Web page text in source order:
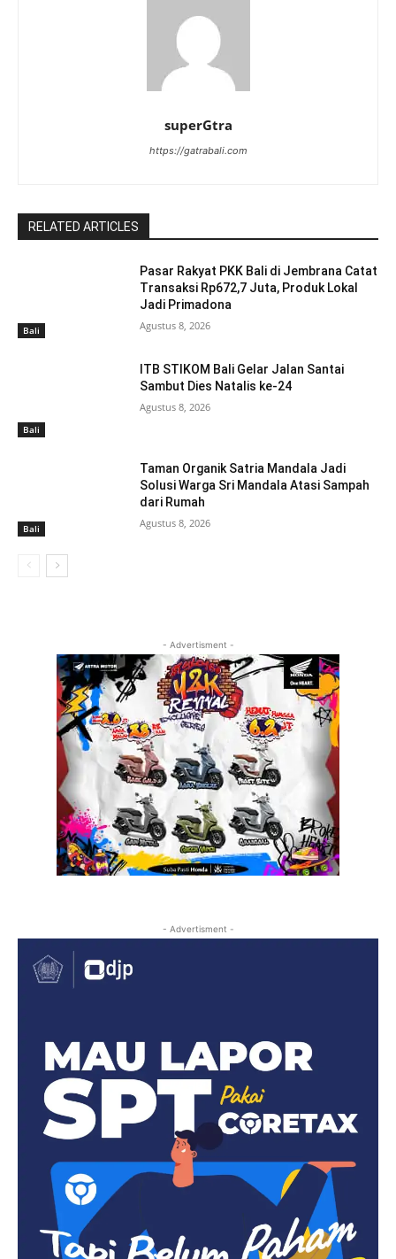
superGtra
https://gatrabali.com
RELATED ARTICLES
Bali
Pasar Rakyat PKK Bali di Jembrana Catat
Transaksi Rp672,7 Juta, Produk Lokal
Jadi Primadona
Agustus 8, 2026
Bali
ITB STIKOM Bali Gelar Jalan Santai
Sambut Dies Natalis ke-24
Agustus 8, 2026
Bali
Taman Organik Satria Mandala Jadi
Solusi Warga Sri Mandala Atasi Sampah
dari Rumah
Agustus 8, 2026
- Advertisment -
- Advertisment -